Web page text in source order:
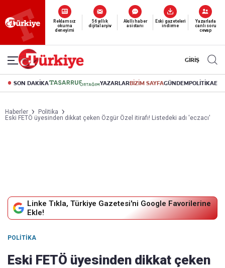
Yeni nesil dijital
abonelik 19 TL’den başlayan fiyatlarla.
GİRİŞ
SON DAKİKA YAZARLARBİZİM SAYFAGÜNDEMPOLİTİKA
Haberler
Politika
Eski FETÖ üyesinden dikkat çeken Özgür Özel itirafı! Listedeki adı 'eczacı'
Linke Tıkla, Türkiye Gazetesi'ni Google Favorilerine
Ekle!
POLITIKA
Eski FETÖ üyesinden dikkat çeken